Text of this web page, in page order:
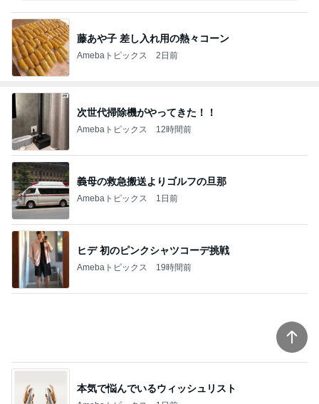
藤あや子 差し入れ用の熱々コーン
Amebaトピックス 2日前
次世代掃除機がやってきた！！
Amebaトピックス 12時間前
義母の救急搬送よりゴルフの旦那
Amebaトピックス 1日前
ヒデ 初のピンクシャツコーデ挑戦
Amebaトピックス 19時間前
まだこっち来んなと言ってくれた長男